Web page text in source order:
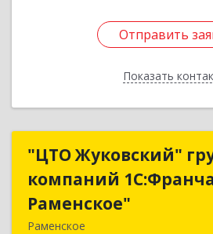
Отправить
Показать
Отправить
Назад
"ЦТО Жуковский"
компаний
Раменское"
Раменское
"ЦТО
компаний